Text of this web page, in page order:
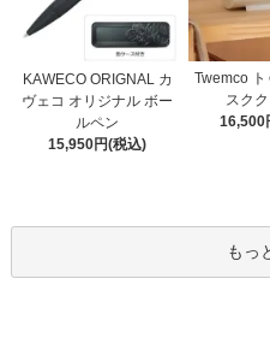
KAWECO ORIGNAL カ
ヴェコ オリジナル ボー
ルペン
15,950円(税込)
Twemco
スク
16,500
もっ